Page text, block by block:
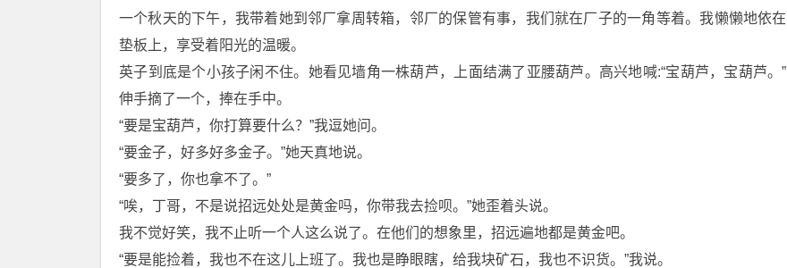
一个秋天的下午，我带着她到邻厂拿周转箱，邻厂的保管有事，我们就在厂子的一角等着。我懒懒地依在
垫板上，享受着阳光的温暖。
英子到底是个小孩子闲不住。她看见墙角一株葫芦，上面结满了亚腰葫芦。高兴地喊:“宝葫芦，宝葫芦。”
伸手摘了一个，捧在手中。
“要是宝葫芦，你打算要什么？”我逗她问。
“要金子，好多好多金子。”她天真地说。
“要多了，你也拿不了。”
“唉，丁哥，不是说招远处处是黄金吗，你带我去捡呗。”她歪着头说。
我不觉好笑，我不止听一个人这么说了。在他们的想象里，招远遍地都是黄金吧。
“要是能捡着，我也不在这儿上班了。我也是睁眼瞎，给我块矿石，我也不识货。”我说。